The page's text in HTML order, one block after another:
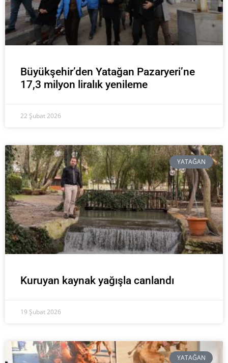
Büyükşehir’den Yatağan Pazaryeri’ne
17,3 milyon liralık yenileme
22 Şubat 2026
YATAĞAN
Kuruyan kaynak yağışla canlandı
19 Şubat 2026
YATAĞAN